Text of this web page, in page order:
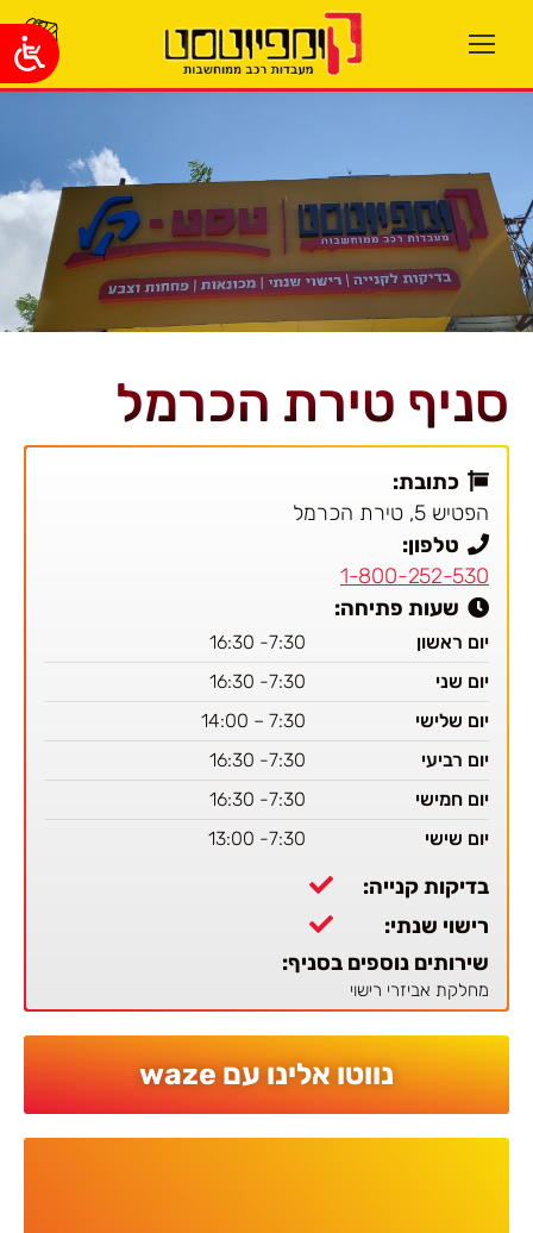
סניף טירת הכרמל
כתובת:
הפטיש 5, טירת הכרמל
טלפון:
1-800-252-530
שעות פתיחה:
יום ראשון
7:30- 16:30
יום שני
7:30- 16:30
יום שלישי
7:30 – 14:00
יום רביעי
7:30- 16:30
יום חמישי
7:30- 16:30
יום שישי
7:30- 13:00
בדיקות קנייה:
רישוי שנתי:
שירותים נוספים בסניף:
מחלקת אביזרי רישוי
נווטו אלינו עם waze